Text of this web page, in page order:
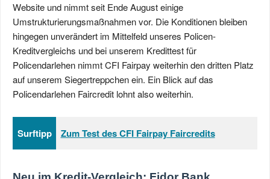
Website und nimmt seit Ende August einige
Umstrukturierungsmaßnahmen vor. Die Konditionen bleiben
hingegen unverändert im Mittelfeld unseres Policen-
Kreditvergleichs und bei unserem Kredittest für
Policendarlehen nimmt CFI Fairpay weiterhin den dritten Platz
auf unserem Siegertreppchen ein. Ein Blick auf das
Policendarlehen Faircredit lohnt also weiterhin.
Surftipp Zum Test des CFI Fairpay Faircredits